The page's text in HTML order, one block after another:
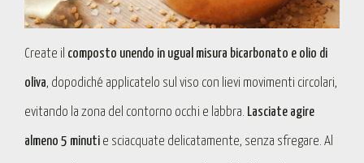
Create il composto unendo in ugual misura bicarbonato e olio di
oliva, dopodiché applicatelo sul viso con lievi movimenti circolari,
evitando la zona del contorno occhi e labbra. Lasciate agire
almeno 5 minuti e sciacquate delicatamente, senza sfregare. Al